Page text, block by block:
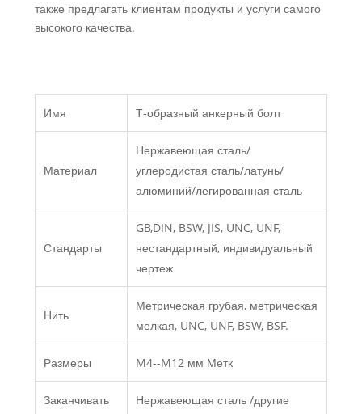
также предлагать клиентам продукты и услуги самого
высокого качества.
Имя Т-образный анкерный болт
Материал
Нержавеющая сталь/
углеродистая сталь/латунь/
алюминий/легированная сталь
Стандарты
GB,DIN, BSW, JIS, UNC, UNF,
нестандартный, индивидуальный
чертеж
Нить
Метрическая грубая, метрическая
мелкая, UNC, UNF, BSW, BSF.
Размеры M4--M12 мм Метк
Заканчивать Нержавеющая сталь /другие